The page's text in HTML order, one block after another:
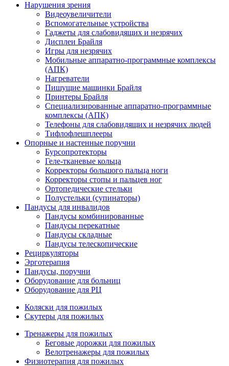
Нарушения зрения
Видеоувеличители
Вспомогательные устройства
Гаджеты для слабовидящих и незрячих
Дисплеи Брайля
Игры для незрячих
Мобильные аппаратно-программные комплексы
(АПК)
Нагреватели
Пишущие машинки Брайля
Принтеры Брайля
Специализированные аппаратно-программные
комплексы (АПК)
Телефоны для слабовидящих и незрячих людей
Тифлофлешплееры
Опорные и настенные поручни
Бурсопротекторы
Геле-тканевые кольца
Корректоры большого пальца ноги
Корректоры стопы и пальцев ног
Ортопедические стельки
Полустельки (супинаторы)
Пандусы для инвалидов
Пандусы комбинированные
Пандусы перекатные
Пандусы складные
Пандусы телескопические
Рециркуляторы
Эрготерапия
Пандусы, поручни
Оборудование для больниц
Оборудование для РЦ
Коляски для пожилых
Скутеры для пожилых
Тренажеры для пожилых
Беговые дорожки для пожилых
Велотренажеры для пожилых
Физиотерапия для пожилых